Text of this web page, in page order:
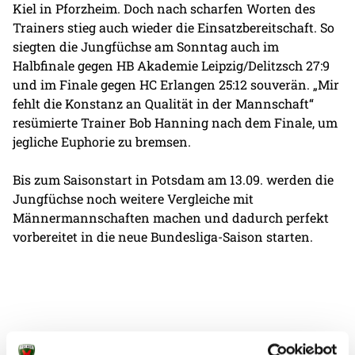
Kiel in Pforzheim. Doch nach scharfen Worten des
Trainers stieg auch wieder die Einsatzbereitschaft. So
siegten die Jungfüchse am Sonntag auch im
Halbfinale gegen HB Akademie Leipzig/Delitzsch 27:9
und im Finale gegen HC Erlangen 25:12 souverän. „Mir
fehlt die Konstanz an Qualität in der Mannschaft“
resümierte Trainer Bob Hanning nach dem Finale, um
jegliche Euphorie zu bremsen.
Bis zum Saisonstart in Potsdam am 13.09. werden die
Jungfüchse noch weitere Vergleiche mit
Männermannschaften machen und dadurch perfekt
vorbereitet in die neue Bundesliga-Saison starten.